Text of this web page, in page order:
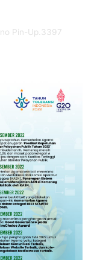
Pin-Up.3397